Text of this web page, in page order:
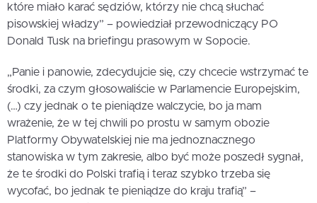
które miało karać sędziów, którzy nie chcą słuchać
pisowskiej władzy” – powiedział przewodniczący PO
Donald Tusk na briefingu prasowym w Sopocie.
„Panie i panowie, zdecydujcie się, czy chcecie wstrzymać te
środki, za czym głosowaliście w Parlamencie Europejskim,
(…) czy jednak o te pieniądze walczycie, bo ja mam
wrażenie, że w tej chwili po prostu w samym obozie
Platformy Obywatelskiej nie ma jednoznacznego
stanowiska w tym zakresie, albo być może poszedł sygnał,
że te środki do Polski trafią i teraz szybko trzeba się
wycofać, bo jednak te pieniądze do kraju trafią” –